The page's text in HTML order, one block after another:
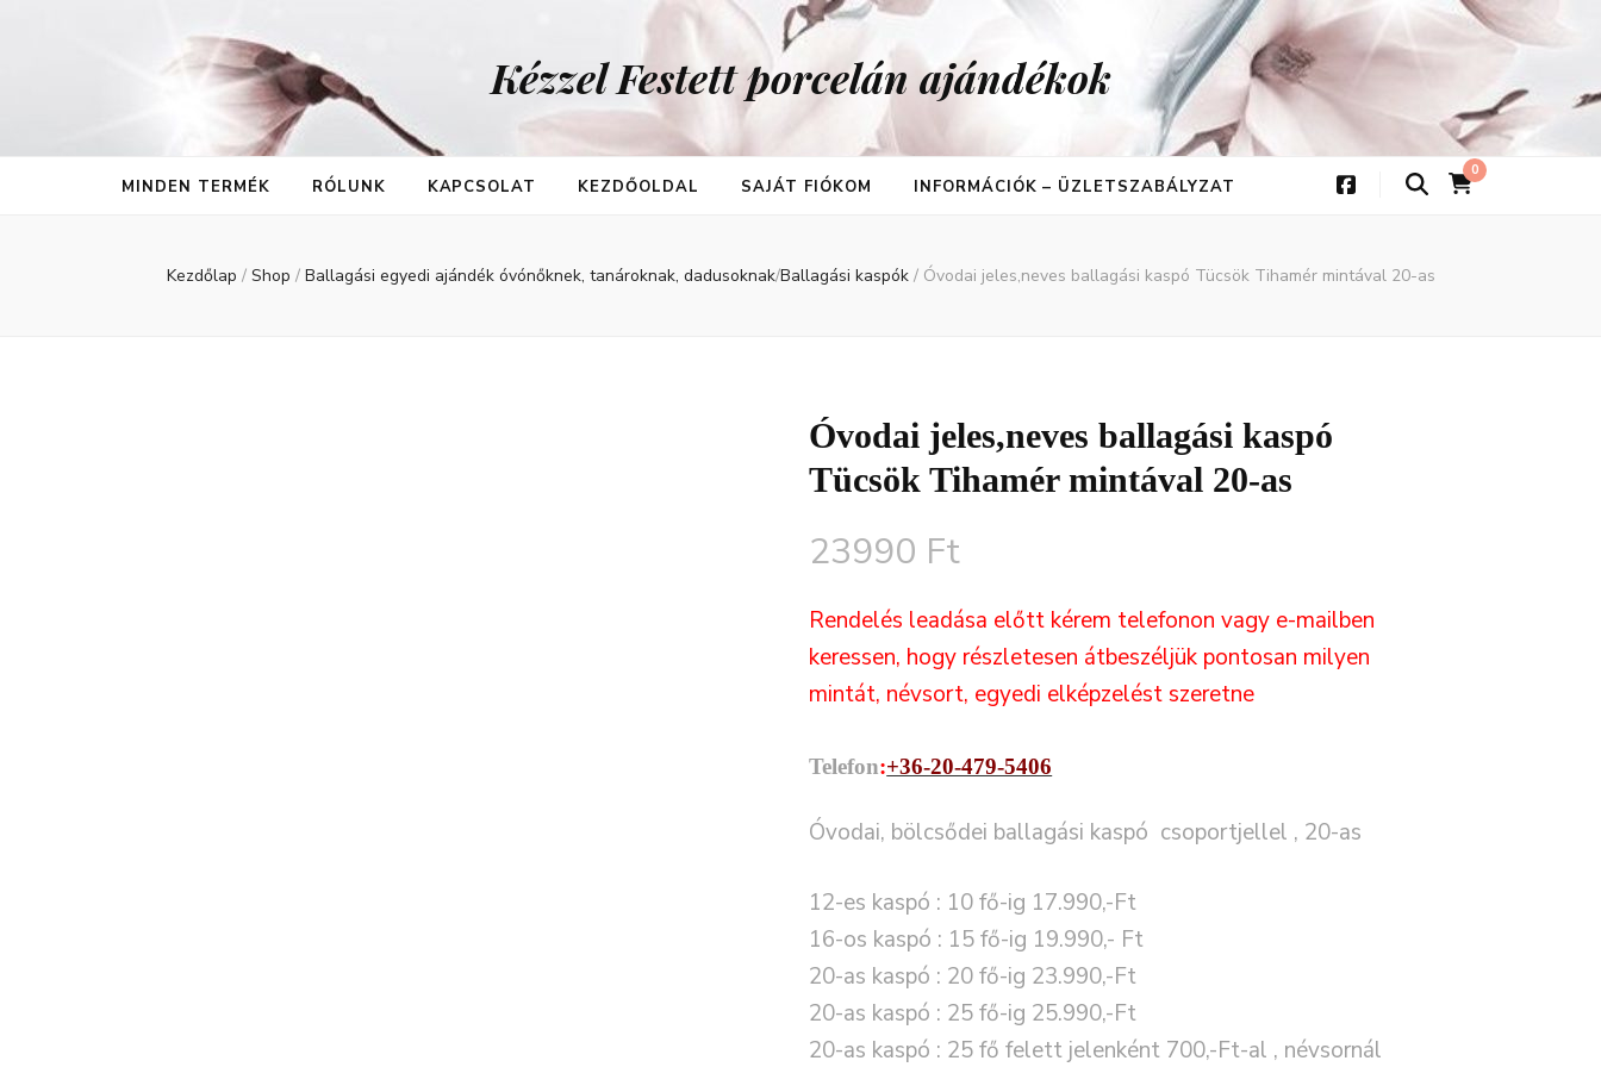
Kézzel Festett porcelán ajándékok
MINDEN TERMÉK RÓLUNK KAPCSOLAT KEZDŐOLDAL SAJÁT FIÓKOM INFORMÁCIÓK – ÜZLETSZABÁLYZAT
0
Kezdőlap / Shop / Ballagási egyedi ajándék óvónőknek, tanároknak, dadusoknak/Ballagási kaspók / Óvodai jeles,neves ballagási kaspó Tücsök Tihamér mintával 20-as
Óvodai jeles,neves ballagási kaspó
Tücsök Tihamér mintával 20-as
23990 Ft
Rendelés leadása előtt kérem telefonon vagy e-mailben
keressen, hogy részletesen átbeszéljük pontosan milyen
mintát, névsort, egyedi elképzelést szeretne
Telefon:+36-20-479-5406
Óvodai, bölcsődei ballagási kaspó csoportjellel , 20-as
12-es kaspó : 10 fő-ig 17.990,-Ft
16-os kaspó : 15 fő-ig 19.990,- Ft
20-as kaspó : 20 fő-ig 23.990,-Ft
20-as kaspó : 25 fő-ig 25.990,-Ft
20-as kaspó : 25 fő felett jelenként 700,-Ft-al , névsornál